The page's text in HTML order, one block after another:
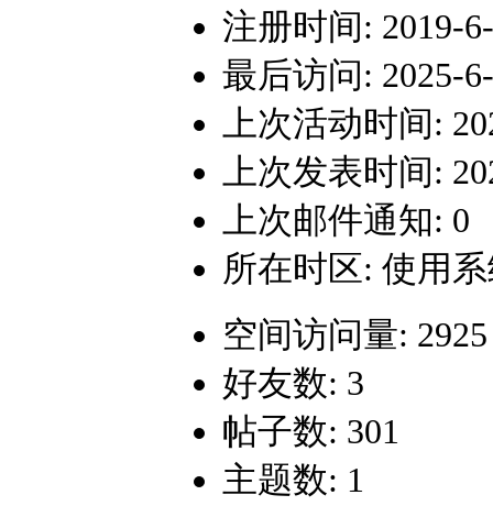
注册时间: 2019-
最后访问: 2025-
上次活动时间:
上次发表时间:
上次邮件通知: 0
所在时区: 使用
空间访问量: 2925
好友数: 3
帖子数: 301
主题数: 1